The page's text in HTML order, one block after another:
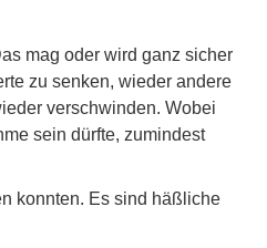
mag oder wird ganz sicher
zu senken, wieder andere
verschwinden. Wobei
sein dürfte, zumindest
konnten. Es sind häßliche